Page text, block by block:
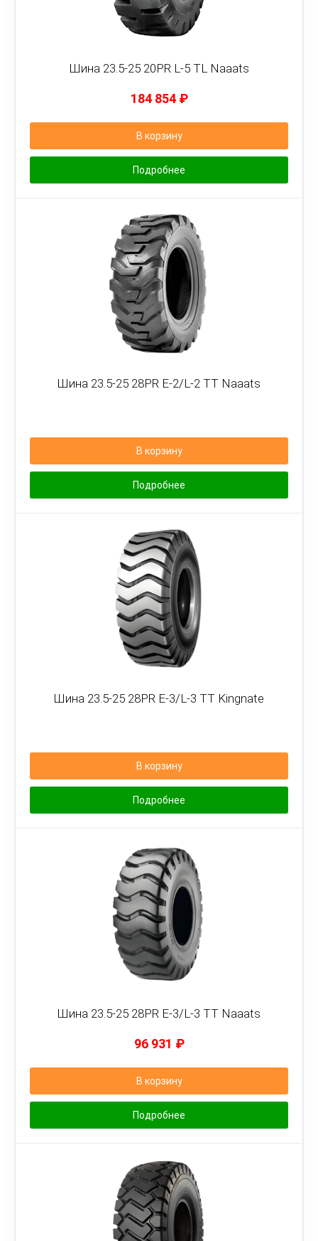
Шина 23.5-25 20PR L-5 TL Naaats
184 854 ₽
В корзину
Подробнее
Шина 23.5-25 28PR E-2/L-2 TT Naaats
В корзину
Подробнее
Шина 23.5-25 28PR E-3/L-3 TT Kingnate
В корзину
Подробнее
Шина 23.5-25 28PR E-3/L-3 TT Naaats
96 931 ₽
В корзину
Подробнее